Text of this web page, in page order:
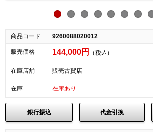
商品コード 9260088020012
販売価格 144,000円 （税込）
在庫店舗 販売古賀店
在庫 在庫あり
銀行振込 代金引換